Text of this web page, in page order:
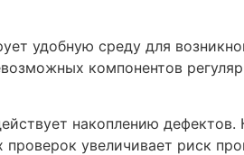
удобную среду для
компонентов
накоплению
увеличивает риск